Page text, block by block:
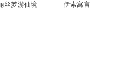
丝梦游仙境 伊索寓言